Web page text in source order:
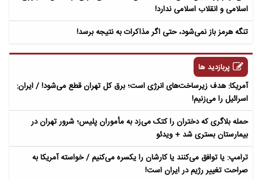
اسلامی و انقلاب اسلامی ندارد!
تنگه هرمز باز نمی‌شود، حتی اگر مذاکرات به نتیجه برسد!
پربازدید ها
آمریکا: هدف زیرساخت‌های انرژی است؛ برق کل تهران قطع می‌شود! / ایران:
اسرائیل را می‌زنیم!
حمله بلاگری که دختران را کتک می‌زد به مأموران پلیس؛ شرور تهران در
بیمارستان بستری شد + ویدئو
ترامپ: یا توافق می‌کنند یا کارشان را یکسره می‌کنیم / خواسته آمریکا به
صراحت تغییر رژیم در ایران است!